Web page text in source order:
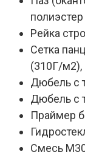
Рейка
Сетка
(310Г/м2),
Дюбель с
Дюбель с
Праймер
Смесь